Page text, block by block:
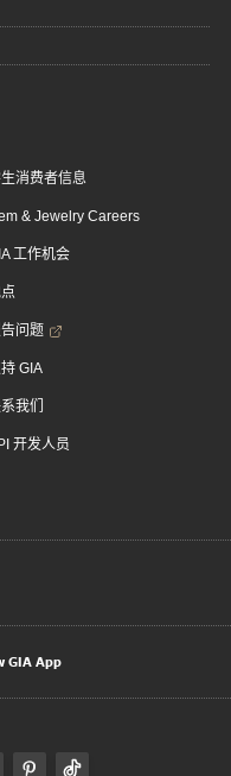
消费者信息
& Jewelry Careers
工作机会
问题
GIA
我们
开发人员
GIA App